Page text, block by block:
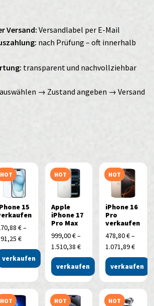
Versand:Versandlabel per E-Mail
nach Prüfung – oft innerhalb
transparent und nachvollziehbar
→ Zustand angeben → Versand
HOT
15
€–
€
verkaufen
HOT
Apple
iPhone 17
Pro Max
999,00€–
1.510,38 €
verkaufen
HOT
iPhone 16
Pro
verkaufen
478,80€–
1.071,89€
verkaufen
HOT HOT HOT